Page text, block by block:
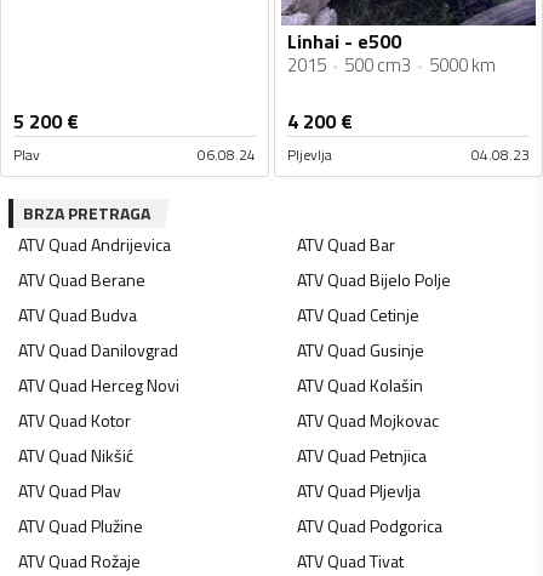
5 200€
Plav 06.08.24
Linhai - e500
2015 500 cm3 5000 km
4 200€
Pljevlja 04.08.23
BRZA PRETRAGA
ATV QuadAndrijevica ATV QuadBar
ATV QuadBerane ATV QuadBijelo Polje
ATV QuadBudva ATV QuadCetinje
ATV QuadDanilovgrad ATV QuadGusinje
ATV QuadHerceg Novi ATV QuadKolašin
ATV QuadKotor ATV QuadMojkovac
ATV QuadNikšić ATV QuadPetnjica
ATV QuadPlav ATV QuadPljevlja
ATV QuadPlužine ATV QuadPodgorica
ATV QuadRožaje ATV QuadTivat